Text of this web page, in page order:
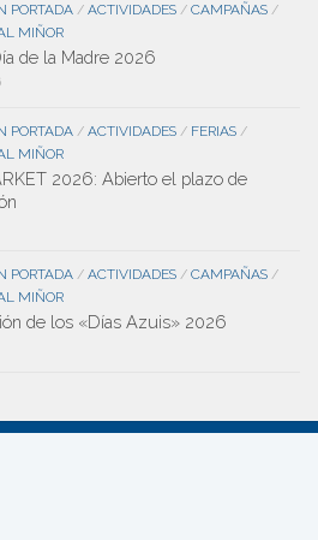
PORTADA / ACTIVIDADES / CAMPAÑAS /
MIÑOR
de la Madre 2026
PORTADA / ACTIVIDADES / FERIAS /
MIÑOR
2026: Abierto el plazo de
PORTADA / ACTIVIDADES / CAMPAÑAS /
MIÑOR
de los «Días Azuis» 2026